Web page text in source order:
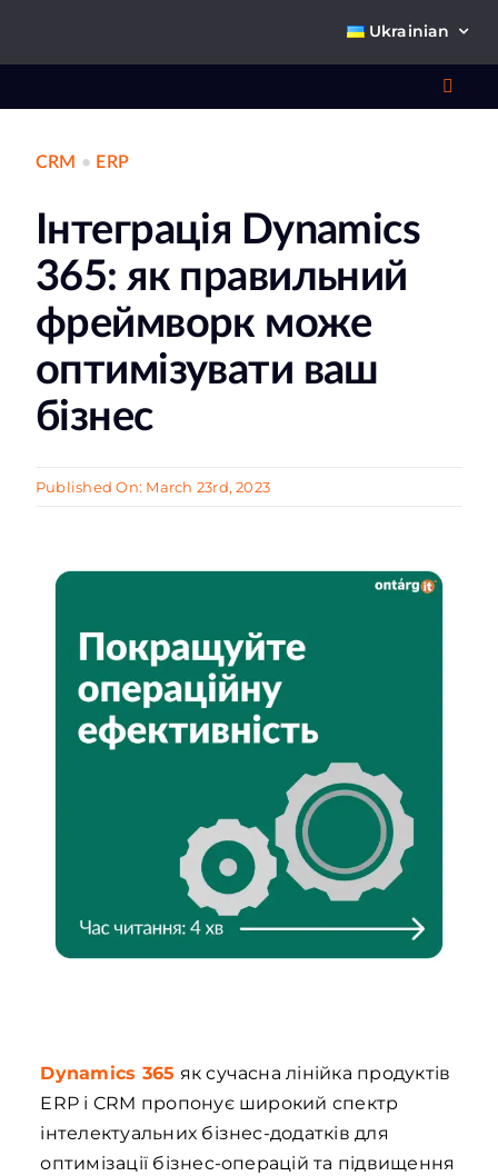
Ukrainian
CRM • ERP
Інтеграція Dynamics
365: як правильний
фреймворк може
оптимізувати ваш
бізнес
Published On: March 23rd, 2023
Dynamics 365 як сучасна лінійка продуктів
ERP і CRM пропонує широкий спектр
інтелектуальних бізнес-додатків для
оптимізації бізнес-операцій та підвищення